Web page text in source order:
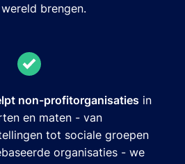
brengen.
non-profitorganisatiesin
en maten - van
tot sociale groepen
organisaties - we